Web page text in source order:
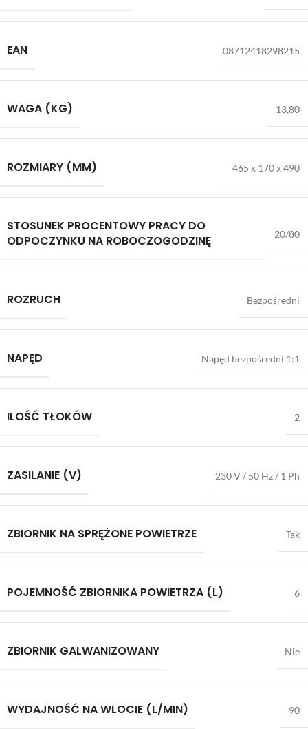
EAN 08712418298215
WAGA (KG) 13,80
ROZMIARY (MM) 465 x 170 x 490
STOSUNEK PROCENTOWY PRACY DO
ODPOCZYNKU NA ROBOCZOGODZINĘ
20/80
ROZRUCH Bezpośredni
NAPĘD Napęd bezpośredni 1:1
ILOŚĆ TŁOKÓW 2
ZASILANIE (V) 230 V / 50 Hz / 1 Ph
ZBIORNIK NA SPRĘŻONE POWIETRZE Tak
POJEMNOŚĆ ZBIORNIKA POWIETRZA (L) 6
ZBIORNIK GALWANIZOWANY Nie
WYDAJNOŚĆ NA WLOCIE (L/MIN) 90